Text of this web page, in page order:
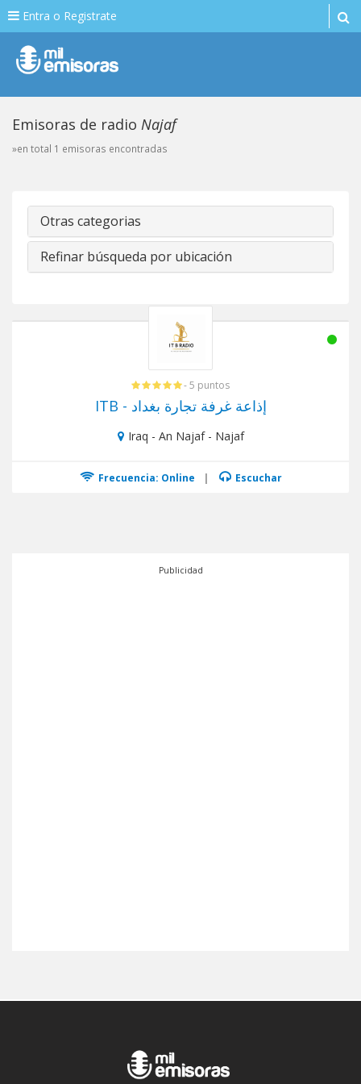
Entra o Registrate
Emisoras de radio Najaf
»en total 1 emisoras encontradas
Otras categorias
Refinar búsqueda por ubicación
- 5 puntos
ITB - إذاعة غرفة تجارة بغداد
Iraq - An Najaf - Najaf
Frecuencia: Online | Escuchar
Publicidad